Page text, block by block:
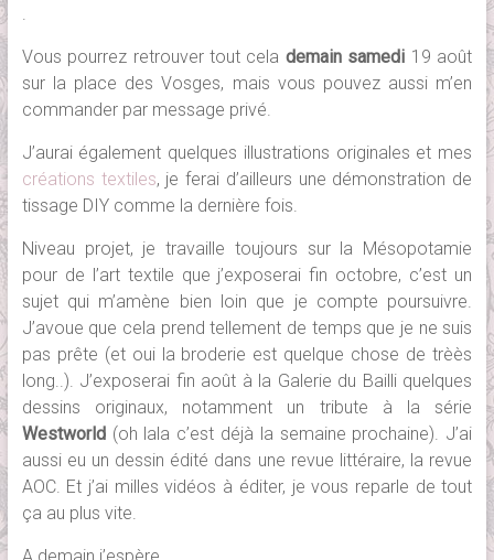
.
Vous pourrez retrouver tout cela demain samedi 19 août
sur la place des Vosges, mais vous pouvez aussi m’en
commander par message privé.
J’aurai également quelques illustrations originales et mes
créations textiles, je ferai d’ailleurs une démonstration de
tissage DIY comme la dernière fois.
Niveau projet, je travaille toujours sur la Mésopotamie
pour de l’art textile que j’exposerai fin octobre, c’est un
sujet qui m’amène bien loin que je compte poursuivre.
J’avoue que cela prend tellement de temps que je ne suis
pas prête (et oui la broderie est quelque chose de trèès
long..). J’exposerai fin août à la Galerie du Bailli quelques
dessins originaux, notamment un tribute à la série
Westworld(oh lala c’est déjà la semaine prochaine). J’ai
aussi eu un dessin édité dans une revue littéraire, la revue
AOC. Et j’ai milles vidéos à éditer, je vous reparle de tout
ça au plus vite.